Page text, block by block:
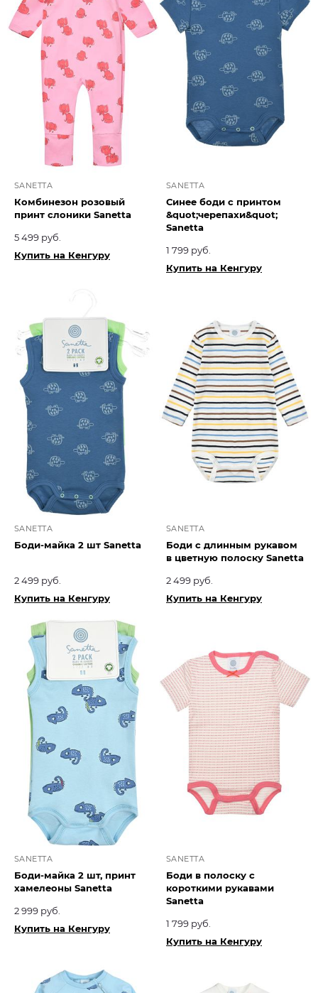
SANETTA
Комбинезон розовый
принт слоники Sanetta
5 499 руб.
Купить на Кенгуру
SANETTA
Синее боди с принтом
&quot;черепахи&quot;
Sanetta
1 799 руб.
Купить на Кенгуру
SANETTA
Боди-майка 2 шт Sanetta
2 499 руб.
Купить на Кенгуру
SANETTA
Боди с длинным рукавом
в цветную полоску Sanetta
2 499 руб.
Купить на Кенгуру
SANETTA
Боди-майка 2 шт, принт
хамелеоны Sanetta
2 999 руб.
Купить на Кенгуру
SANETTA
Боди в полоску с
короткими рукавами
Sanetta
1 799 руб.
Купить на Кенгуру